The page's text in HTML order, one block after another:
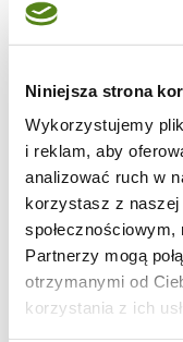
Niniejsza strona
Wykorzystujemy
i reklam, aby
analizować ruch w
korzystasz z naszej
Partnerzy mogą
otrzymanymi od
korzystania z ich
Film